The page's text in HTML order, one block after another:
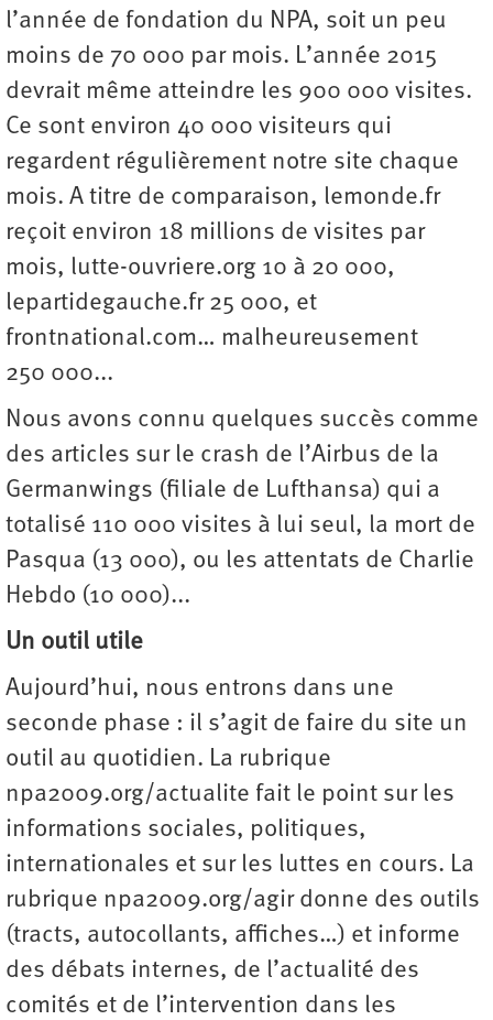
l’année de fondation du NPA, soit un peu
moins de 70 000 par mois. L’année 2015
devrait même atteindre les 900 000 visites.
Ce sont environ 40 000 visiteurs qui
regardent régulièrement notre site chaque
mois. A titre de comparaison, lemonde.fr
reçoit environ 18 millions de visites par
mois, lutte-ouvriere.org 10 à 20 000,
lepartidegauche.fr 25 000, et
frontnational.com… malheureusement
250 000...
Nous avons connu quelques succès comme
des articles sur le crash de l’Airbus de la
Germanwings (filiale de Lufthansa) qui a
totalisé 110 000 visites à lui seul, la mort de
Pasqua (13 000), ou les attentats de Charlie
Hebdo (10 000)...
Un outil utile
Aujourd’hui, nous entrons dans une
seconde phase : il s’agit de faire du site un
outil au quotidien. La rubrique
npa2009.org/actualite fait le point sur les
informations sociales, politiques,
internationales et sur les luttes en cours. La
rubrique npa2009.org/agir donne des outils
(tracts, autocollants, affiches…) et informe
des débats internes, de l’actualité des
comités et de l’intervention dans les